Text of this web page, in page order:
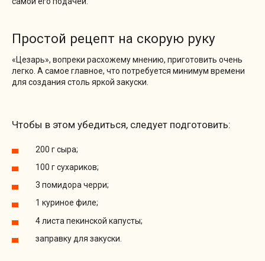
Простой рецепт на скорую руку
«Цезарь», вопреки расхожему мнению, приготовить очень
легко. А самое главное, что потребуется минимум времени
для создания столь яркой закуски.
Чтобы в этом убедиться, следует подготовить:
200 г сыра;
100 г сухариков;
3 помидора черри;
1 куриное филе;
4 листа пекинской капусты;
заправку для закуски.